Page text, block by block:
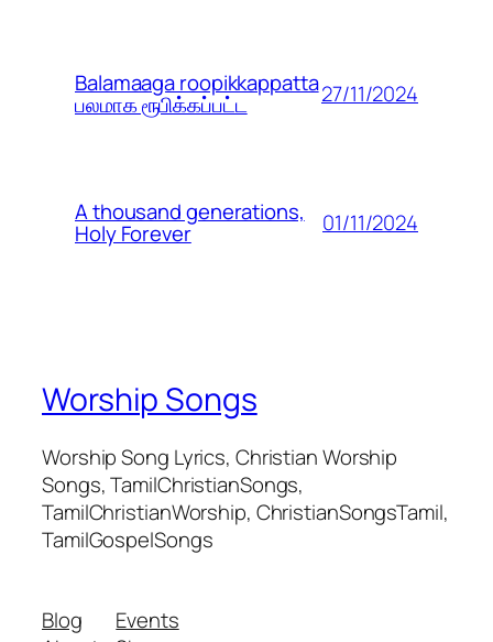
Balamaaga roopikkappatta
பலமாக ரூபிக்கப்பட்ட 27/11/2024
A thousand generations,
Holy Forever 01/11/2024
Worship Songs
Worship Song Lyrics, Christian Worship
Songs, TamilChristianSongs,
TamilChristianWorship, ChristianSongsTamil,
TamilGospelSongs
Blog
Events